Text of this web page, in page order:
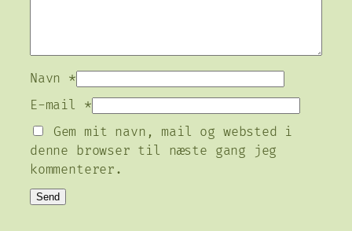
Navn *
E-mail *
Gem mit navn, mail og websted i
denne browser til næste gang jeg
kommenterer.